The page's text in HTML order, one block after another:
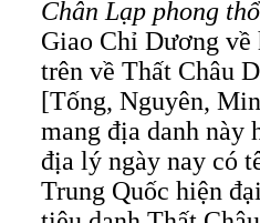
Chân Lạp phong
Giao Chỉ Dương về
trên về Thất Châu
[Tống, Nguyên,
mang địa danh này
địa lý ngày nay có
Trung Quốc hiện